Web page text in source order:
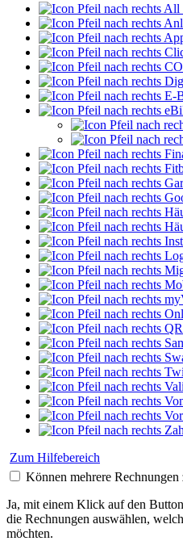
All
E-
Zum Hilfebereich
Können mehrere
Ja, mit einem Klick auf den
die Rechnungen auswählen,
möchten.